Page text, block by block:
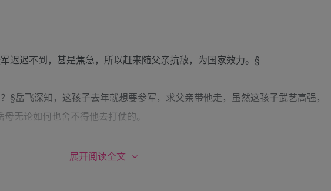
迟迟不到，甚是焦急，所以赶来随父亲抗敌，为国家效力。§
§岳飞深知，这孩子去年就想要参军，求父亲带他走，虽然这孩子武艺高强，
无论如何也舍不得他去打仗的。
自己的脸“腾§的一下就红了，把头低得更低。他也不知道自己怎么就开口说了
展开阅读全文